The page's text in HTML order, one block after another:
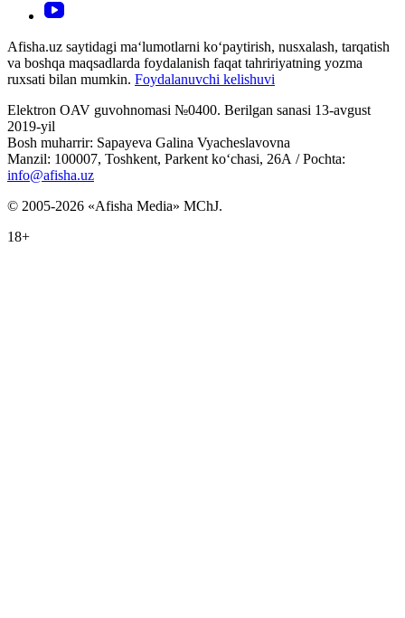
Afisha.uz saytidagi ma‘lumotlarni ko‘paytirish, nusxalash, tarqatish
va boshqa maqsadlarda foydalanish faqat tahririyatning yozma
ruxsati bilan mumkin. Foydalanuvchi kelishuvi
Elektron OAV guvohnomasi №0400. Berilgan sanasi 13-avgust
2019-yil
Bosh muharrir: Sapayeva Galina Vyacheslavovna
Manzil: 100007, Toshkent, Parkent ko‘chasi, 26А / Pochta:
info@afisha.uz
© 2005-2026 «Afisha Media» MChJ.
18+